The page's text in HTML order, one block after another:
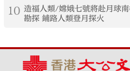
10 造福人類/嫦娥七號將赴月球
勘探 鋪路人類登月探火